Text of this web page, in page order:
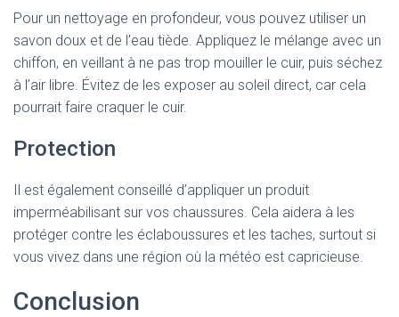
Pour un nettoyage en profondeur, vous pouvez utiliser un
savon doux et de l’eau tiède. Appliquez le mélange avec un
chiffon, en veillant à ne pas trop mouiller le cuir, puis séchez
à l’air libre. Évitez de les exposer au soleil direct, car cela
pourrait faire craquer le cuir.
Protection
Il est également conseillé d’appliquer un produit
imperméabilisant sur vos chaussures. Cela aidera à les
protéger contre les éclaboussures et les taches, surtout si
vous vivez dans une région où la météo est capricieuse.
Conclusion